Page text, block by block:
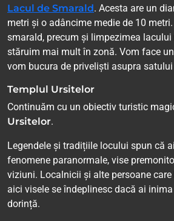
Lacul de Smarald. Acesta are un
metri și o adâncime medie de 10
smarald, precum și limpezimea lacului
stăruim mai mult în zonă. Vom face
vom bucura de priveliști asupra
Templul Ursitelor
Continuăm cu un obiectiv turistic
Ursitelor.
Legendele și tradițiile locului spun că
fenomene paranormale, vise
viziuni. Localnicii și alte persoane
aici visele se îndeplinesc dacă ai
dorință.